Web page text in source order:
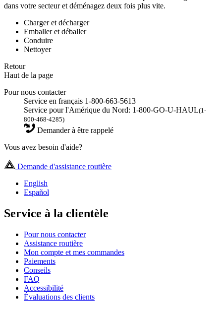
dans votre secteur et déménagez deux fois plus vite.
Charger et décharger
Emballer et déballer
Conduire
Nettoyer
Retour
Haut de la page
Pour nous contacter
Service en français 1-800-663-5613
Service pour l'Amérique du Nord: 1-800-GO-U-HAUL(1-
800-468-4285)
Demander à être rappelé
Vous avez besoin d'aide?
Demande d'assistance routière
English
Español
Service à la clientèle
Pour nous contacter
Assistance routière
Mon compte et mes commandes
Paiements
Conseils
FAQ
Accessibilité
Évaluations des clients